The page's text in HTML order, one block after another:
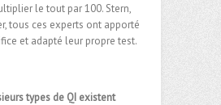
le tout par 100. Stern,
tous ces experts ont apporté
et adapté leur propre test.
types de QI existent